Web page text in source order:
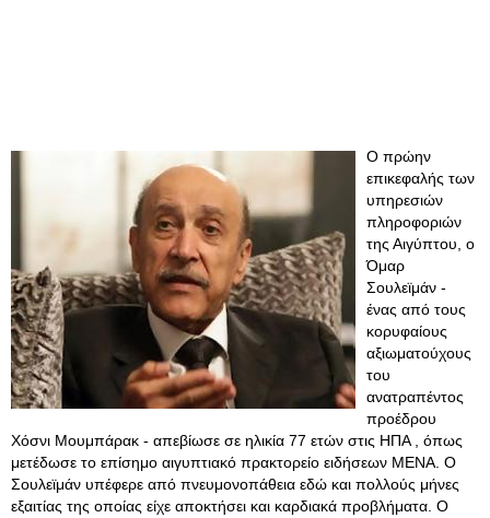
Ο πρώην
επικεφαλής των
υπηρεσιών
πληροφοριών
της Αιγύπτου, ο
Όμαρ
Σουλεϊμάν -
ένας από τους
κορυφαίους
αξιωματούχους
του
ανατραπέντος
προέδρου
Χόσνι Μουμπάρακ - απεβίωσε σε ηλικία 77 ετών στις ΗΠΑ , όπως
μετέδωσε το επίσημο αιγυπτιακό πρακτορείο ειδήσεων MENA. Ο
Σουλεϊμάν υπέφερε από πνευμονοπάθεια εδώ και πολλούς μήνες
εξαιτίας της οποίας είχε αποκτήσει και καρδιακά προβλήματα. Ο